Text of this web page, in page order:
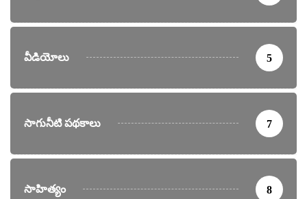
వీడియోలు 5
సాగునీటి పథకాలు 7
సాహిత్యం 8